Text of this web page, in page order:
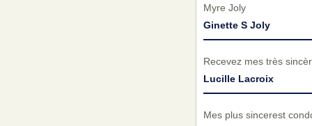
Myre Joly
Ginette S Joly
Recevez mes très
Lucille Lacroix
Mes plus sincerest